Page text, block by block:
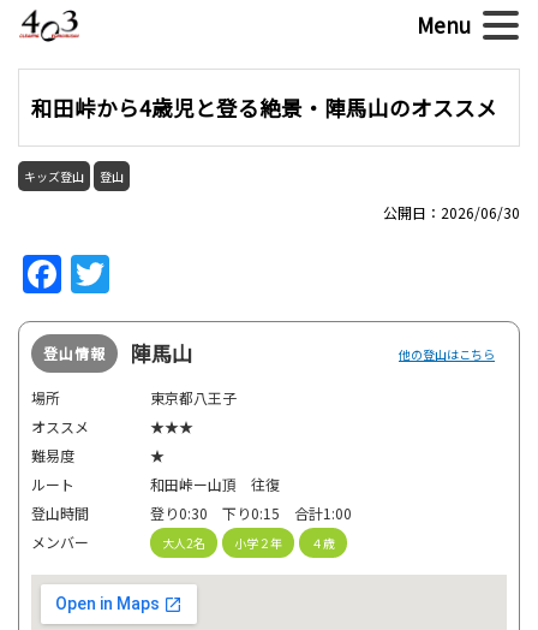
和田峠から4歳児と登る絶景・陣馬山のオススメ
キッズ登山 登山
公開日：2026/06/30
Facebook
登山情報 他の登山はこちら
陣馬山
場所
東京都八王子
オススメ
★★★
難易度
★
ルート
和田峠ー山頂 往復
登山時間
登り0:30 下り0:15 合計1:00
メンバー
大人2名 小学２年 ４歳